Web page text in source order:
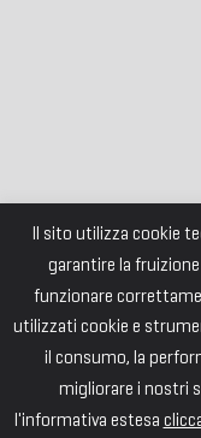
Il sito utilizza cookie
garantire la
funzionare
utilizzati cookie e
il consumo, la
migliorare i nostri
l'informativa estesa